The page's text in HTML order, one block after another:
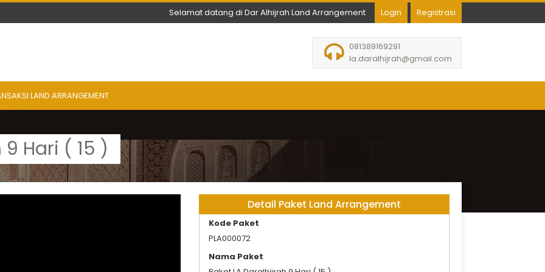
Selamat datang di Dar Alhijrah Land Arrangement Login Registrasi
081389169291
la.daralhijrah@gmail.com
LAND ARRANGEMENT
Hari ( 15 )
Detail Paket Land Arrangement
Kode Paket
PLA000072
Nama Paket